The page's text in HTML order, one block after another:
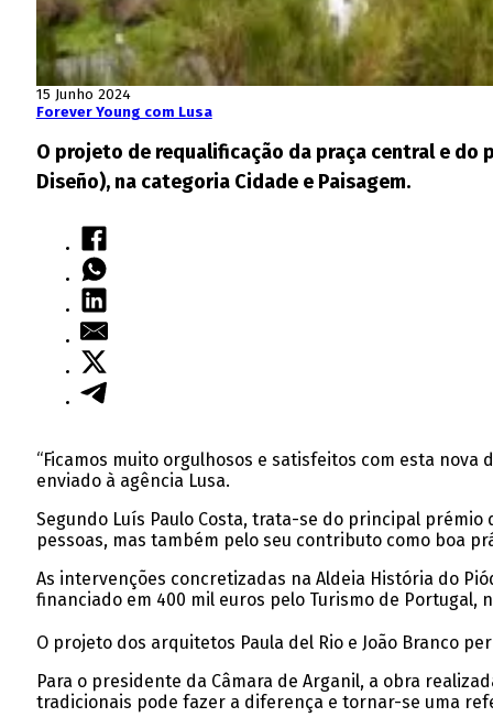
15 Junho 2024
Forever Young com Lusa
O projeto de requalificação da praça central e do
Diseño), na categoria Cidade e Paisagem.
“Ficamos muito orgulhosos e satisfeitos com esta
enviado à agência Lusa.
Segundo Luís Paulo Costa, trata-se do principal
pessoas, mas também pelo seu contributo como boa
As intervenções concretizadas na Aldeia História do
financiado em 400 mil euros pelo Turismo de Portugal,
O projeto dos arquitetos Paula del Rio e João Branco
Para o presidente da Câmara de Arganil, a obra
tradicionais pode fazer a diferença e tornar-se uma